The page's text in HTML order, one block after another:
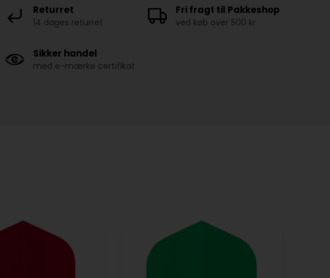
Returret
14 dages returret
Fri fragt til Pakkeshop
ved køb over 500 kr
Sikker handel
med e-mærke certifikat